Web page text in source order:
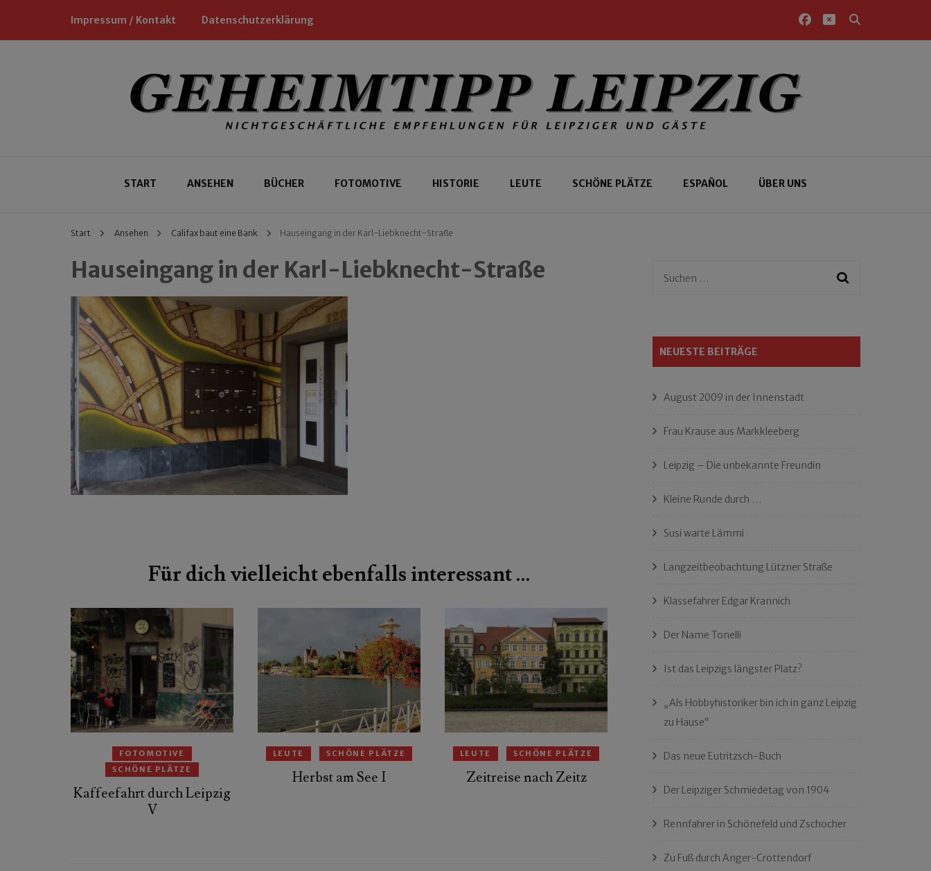
Impressum / Kontakt Datenschutzerklärung
Geheimtipp Leipzig
START ANSEHEN BÜCHER FOTOMOTIVE HISTORIE LEUTE SCHÖNE PLÄTZE ESPAÑOL ÜBER UNS
Start Ansehen Califax baut eine Bank Hauseingang in der Karl-Liebknecht-Straße
Hauseingang in der Karl-Liebknecht-Straße
Für dich vielleicht ebenfalls interessant …
FOTOMOTIVE
SCHÖNE PLÄTZE
Kaffeefahrt durch Leipzig
V
LEUTE SCHÖNE PLÄTZE
Herbst am See I
LEUTE SCHÖNE PLÄTZE
Zeitreise nach Zeitz
Suchen
NEUESTE BEITRÄGE
August 2009 in der Innenstadt
Frau Krause aus Markkleeberg
Leipzig – Die unbekannte Freundin
Kleine Runde durch …
Susi warte Lämmi
Langzeitbeobachtung Lützner Straße
Klassefahrer Edgar Krannich
Der Name Tonelli
Ist das Leipzigs längster Platz?
„Als Hobbyhistoriker bin ich in ganz Leipzig
zu Hause“
Das neue Eutritzsch-Buch
Der Leipziger Schmiedetag von 1904
Rennfahrer in Schönefeld und Zschocher
Zu Fuß durch Anger-Crottendorf